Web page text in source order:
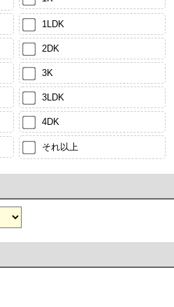
1LDK
2DK
3K
3LDK
4DK
それ以上